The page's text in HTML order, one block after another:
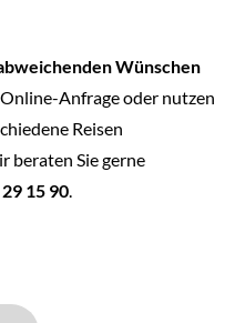
Wünschen
Anfrage oder nutzen
Reisen
beraten Sie gerne
15 90.